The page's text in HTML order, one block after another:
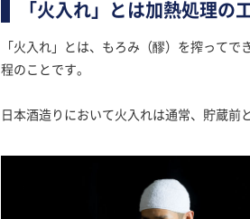
「火入れ」とは加熱処理の
「火入れ」とは、もろみ（醪）を搾って
程のことです。
日本酒造りにおいて火入れは通常、貯蔵前